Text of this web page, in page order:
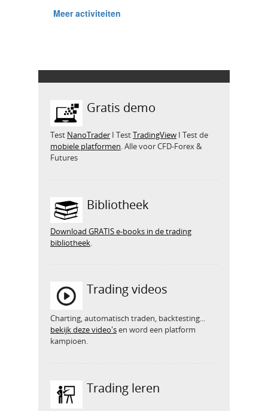
Gratis demo
Test NanoTrader I TestTradingView I Test de
mobiele platformen. Alle voor CFD-Forex &
Futures
Bibliotheek
Download GRATIS e-books in de trading
bibliotheek.
Trading videos
Charting, automatisch traden, backtesting...
bekijk deze video'sen word een platform
kampioen.
Trading leren